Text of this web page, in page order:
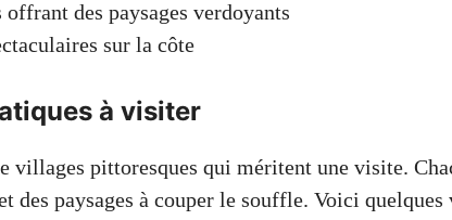
des paysages verdoyants
sur la côte
à visiter
villages pittoresques qui méritent une visite.
des paysages à couper le souffle. Voici quelques